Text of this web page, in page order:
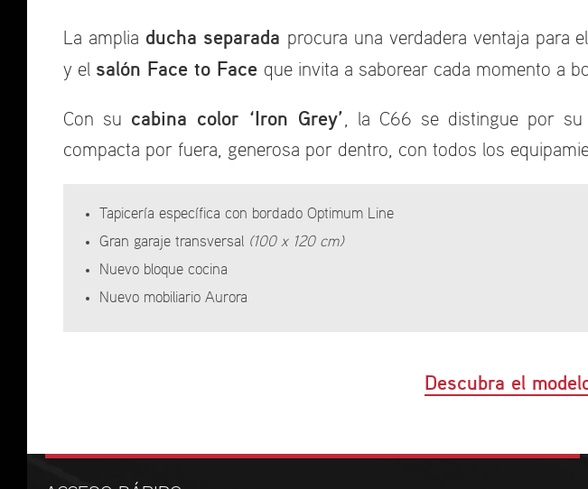
La amplia ducha separada procura una verdadera ventaja para
y el salón Face to Face que invita a saborear cada momento a
Con su cabina color ‘Iron Grey’, la C66 se distingue por su
compacta por fuera, generosa por dentro, con todos los
Tapicería específica con bordado Optimum Line
Gran garaje transversal (100 x 120 cm)
Nuevo bloque cocina
Nuevo mobiliario Aurora
Descubra el